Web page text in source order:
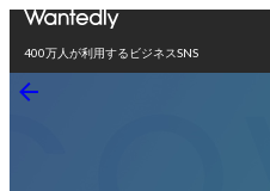
400万人が利用するビジネスSNS